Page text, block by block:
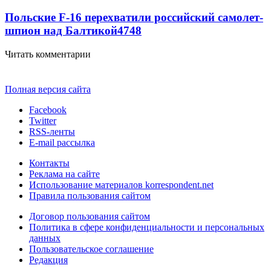
Польские F-16 перехватили российский самолет-
шпион над Балтикой4748
Читать комментарии
Полная версия сайта
Facebook
Twitter
RSS-ленты
E-mail рассылка
Контакты
Реклама на сайте
Использование материалов korrespondent.net
Правила пользования сайтом
Договор пользования сайтом
Политика в сфере конфиденциальности и персональных
данных
Пользовательское соглашение
Редакция